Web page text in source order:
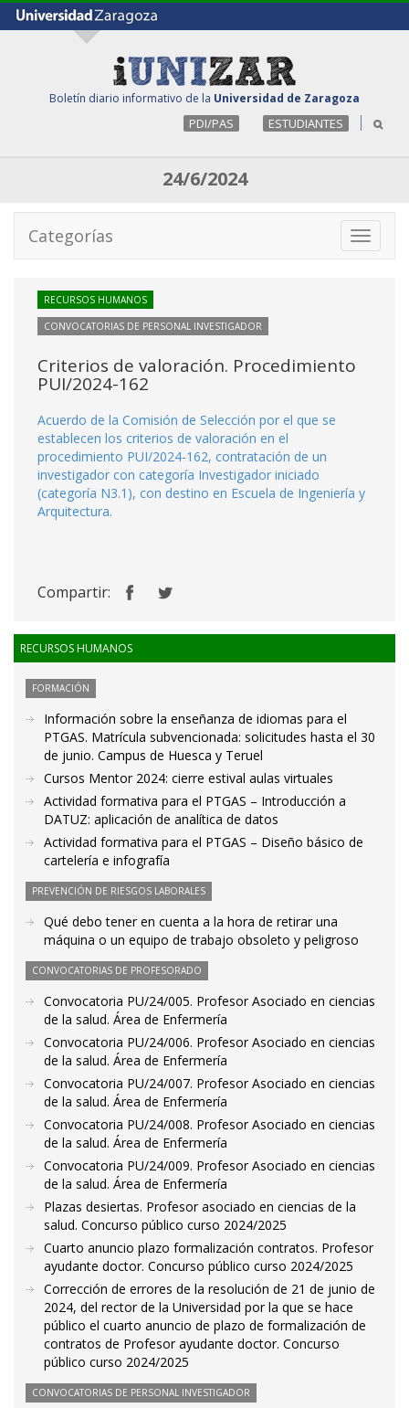
Boletín diario informativo de la Universidad de Zaragoza
PDI/PAS ESTUDIANTES
24/6/2024
Toggle
Categorías
RECURSOS HUMANOS
CONVOCATORIAS DE PERSONAL INVESTIGADOR
Criterios de valoración. Procedimiento
PUI/2024-162
Acuerdo de la Comisión de Selección por el que se
establecen los criterios de valoración en el
procedimiento PUI/2024-162, contratación de un
investigador con categoría Investigador iniciado
(categoría N3.1), con destino en Escuela de Ingeniería y
Arquitectura.
Compartir:
RECURSOS HUMANOS
FORMACIÓN
Información sobre la enseñanza de idiomas para el
PTGAS. Matrícula subvencionada: solicitudes hasta el 30
de junio. Campus de Huesca y Teruel
Cursos Mentor 2024: cierre estival aulas virtuales
Actividad formativa para el PTGAS – Introducción a
DATUZ: aplicación de analítica de datos
Actividad formativa para el PTGAS – Diseño básico de
cartelería e infografía
PREVENCIÓN DE RIESGOS LABORALES
Qué debo tener en cuenta a la hora de retirar una
máquina o un equipo de trabajo obsoleto y peligroso
CONVOCATORIAS DE PROFESORADO
Convocatoria PU/24/005. Profesor Asociado en ciencias
de la salud. Área de Enfermería
Convocatoria PU/24/006. Profesor Asociado en ciencias
de la salud. Área de Enfermería
Convocatoria PU/24/007. Profesor Asociado en ciencias
de la salud. Área de Enfermería
Convocatoria PU/24/008. Profesor Asociado en ciencias
de la salud. Área de Enfermería
Convocatoria PU/24/009. Profesor Asociado en ciencias
de la salud. Área de Enfermería
Plazas desiertas. Profesor asociado en ciencias de la
salud. Concurso público curso 2024/2025
Cuarto anuncio plazo formalización contratos. Profesor
ayudante doctor. Concurso público curso 2024/2025
Corrección de errores de la resolución de 21 de junio de
2024, del rector de la Universidad por la que se hace
público el cuarto anuncio de plazo de formalización de
contratos de Profesor ayudante doctor. Concurso
público curso 2024/2025
CONVOCATORIAS DE PERSONAL INVESTIGADOR